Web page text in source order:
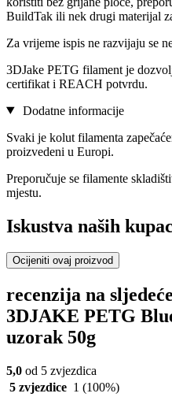
BuildTak ili nek drugi materijal
Za vrijeme ispis ne razvijaju se
3DJake PETG filament je
certifikat i REACH potvrdu.
Dodatne informacije
Svaki je kolut filamenta
proizvedeni u Europi.
Preporučuje se filamente
mjestu.
Iskustva naših
Ocijeniti ovaj proizvod
recenzija na
3DJAKE PETG
uzorak 50g
5,0 od 5 zvjezdica
5 zvjezdice 1 (100%)